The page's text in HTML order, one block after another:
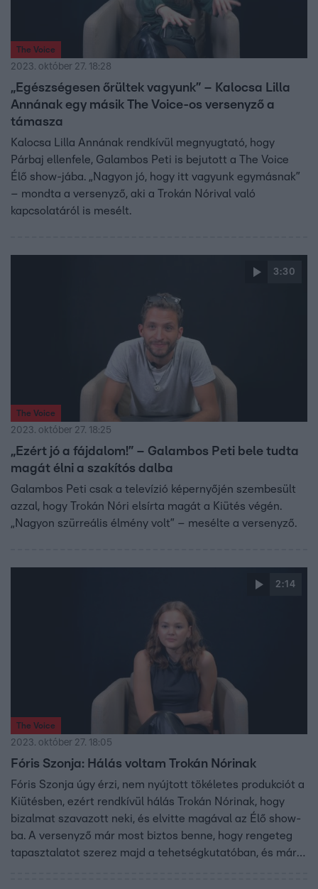
The Voice
2023. október 27. 18:28
„Egészségesen őrültek vagyunk” – Kalocsa Lilla
Annának egy másik The Voice-os versenyző a
támasza
Kalocsa Lilla Annának rendkívül megnyugtató, hogy
Párbaj ellenfele, Galambos Peti is bejutott a The Voice
Élő show-jába. „Nagyon jó, hogy itt vagyunk egymásnak”
– mondta a versenyző, aki a Trokán Nórival való
kapcsolatáról is mesélt.
3:30
The Voice
2023. október 27. 18:25
„Ezért jó a fájdalom!” – Galambos Peti bele tudta
magát élni a szakítós dalba
Galambos Peti csak a televízió képernyőjén szembesült
azzal, hogy Trokán Nóri elsírta magát a Kiütés végén.
„Nagyon szürreális élmény volt” – mesélte a versenyző.
2:14
The Voice
2023. október 27. 18:05
Fóris Szonja: Hálás voltam Trokán Nórinak
Fóris Szonja úgy érzi, nem nyújtott tökéletes produkciót a
Kiütésben, ezért rendkívül hálás Trokán Nórinak, hogy
bizalmat szavazott neki, és elvitte magával az Élő show-
ba. A versenyző már most biztos benne, hogy rengeteg
tapasztalatot szerez majd a tehetségkutatóban, és már a